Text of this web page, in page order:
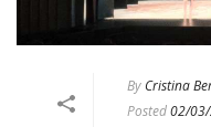
By Cristina
Posted02/